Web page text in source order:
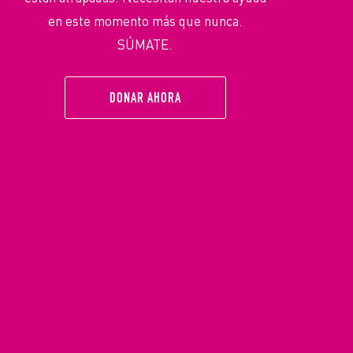
en este momento más que nunca.
SÚMATE.
DONAR AHORA